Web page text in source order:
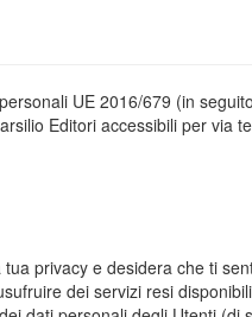
UE 2016/679 (in
Editori accessibili per via
privacy e desidera che ti
dei servizi resi